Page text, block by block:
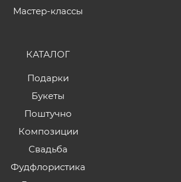
Мастер-классы
КАТАЛОГ
Подарки
Букеты
Поштучно
Композиции
Свадьба
Фудфлористика